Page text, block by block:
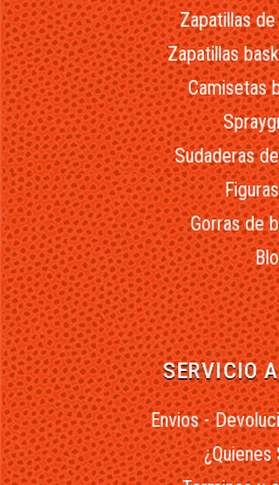
Zapatillas
Zapatillas
Camisetas
Sudaderas
Gorras de
SERVICIO
Envios -